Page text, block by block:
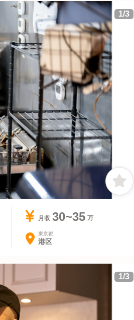
1/3
月収 30~35
東京都
港区
1/3